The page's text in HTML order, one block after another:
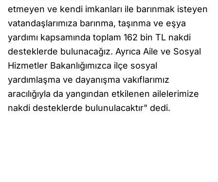
etmeyen ve kendi imkanları ile barınmak isteyen
vatandaşlarımıza barınma, taşınma ve eşya
yardımı kapsamında toplam 162 bin TL nakdi
desteklerde bulunacağız. Ayrıca Aile ve Sosyal
Hizmetler Bakanlığımızca ilçe sosyal
yardımlaşma ve dayanışma vakıflarımız
aracılığıyla da yangından etkilenen ailelerimize
nakdi desteklerde bulunulacaktır" dedi.